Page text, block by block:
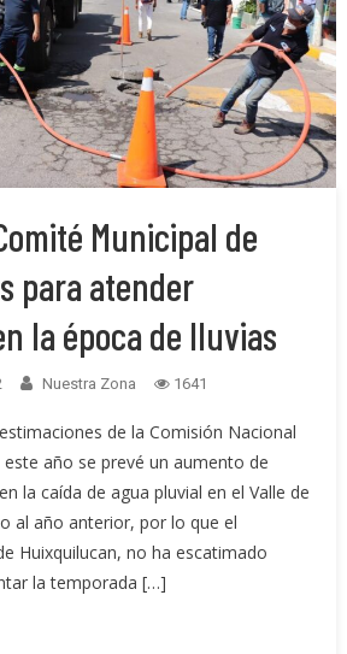
Municipal de
para atender
la época de lluvias
Nuestra Zona 1641
de la Comisión Nacional
este año se prevé un aumento de
la caída de agua pluvial en el Valle de
al año anterior, por lo que el
Huixquilucan, no ha escatimado
la temporada […]